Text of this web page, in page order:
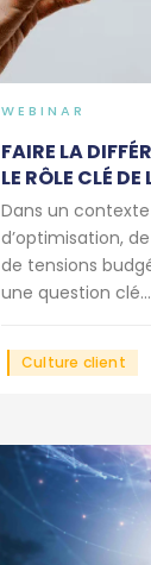
WEBINAR
FAIRE LA
LE RÔLE CLÉ
Dans un
d’optimisation,
de tensions
une question clé...
Culture client